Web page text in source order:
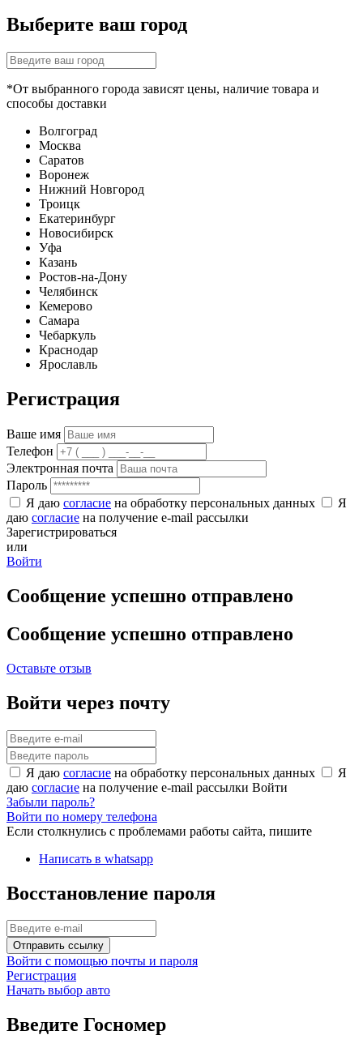
Выберите ваш город
*От выбранного города зависят цены, наличие товара и
способы доставки
Волгоград
Москва
Саратов
Воронеж
Нижний Новгород
Троицк
Екатеринбург
Новосибирск
Уфа
Казань
Ростов-на-Дону
Челябинск
Кемерово
Самара
Чебаркуль
Краснодар
Ярославль
Регистрация
Ваше имя
Телефон
Электронная почта
Пароль
Я даю согласие на обработку персональных данных
Я
даю согласие на получение e-mail рассылки
Зарегистрироваться
или
Войти
Сообщение успешно отправлено
Сообщение успешно отправлено
Оставьте отзыв
Войти через почту
Я даю согласие на обработку персональных данных
Я
даю согласие на получение e-mail рассылки Войти
Забыли пароль?
Войти по номеру телефона
Если столкнулись с проблемами работы сайта, пишите
Написать в whatsapp
Восстановление пароля
Отправить ссылку
Войти с помощью почты и пароля
Регистрация
Начать выбор авто
Введите Госномер